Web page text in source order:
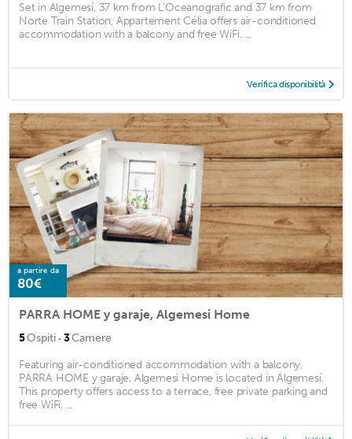
Set in Algemesí, 37 km from L'Oceanografic and 37 km from
Norte Train Station, Appartement Célia offers air-conditioned
accommodation with a balcony and free WiFi. ...
Verifica disponibilità
a partire da
80€
PARRA HOME y garaje, Algemesi Home
5Ospiti · 3Camere
Featuring air-conditioned accommodation with a balcony,
PARRA HOME y garaje, Algemesi Home is located in Algemesí.
This property offers access to a terrace, free private parking and
free WiFi. ...